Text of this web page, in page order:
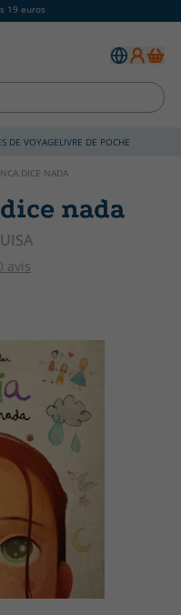
19 euros
DE VOYAGELIVRE DE POCHE
DICE NADA
nada
avis